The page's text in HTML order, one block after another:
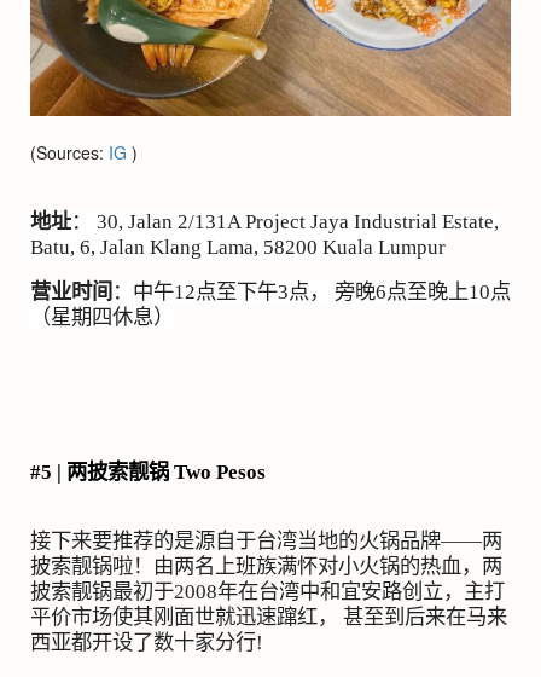
(Sources: IG )
地址：
30, Jalan 2/131A Project Jaya Industrial Estate,
Batu, 6, Jalan Klang Lama, 58200 Kuala Lumpur
营业时间 ：中午12点至下午3点， 旁晚6点至晚上10点
（星期四休息）
#5 | 两披索靓锅 Two Pesos
接下来要推荐的是源自于台湾当地的火锅品牌——两
披索靓锅啦！由两名上班族满怀对小火锅的热血，两
披索靓锅最初于2008年在台湾中和宜安路创立，主打
平价市场使其刚面世就迅速蹿红， 甚至到后来在马来
西亚都开设了数十家分行!